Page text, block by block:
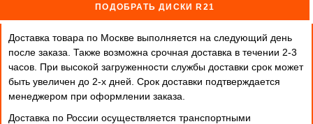
ПОДОБРАТЬ ДИСКИ R21
Доставка товара по Москве выполняется на следующий день
после заказа. Также возможна срочная доставка в течении 2-3
часов. При высокой загруженности службы доставки срок может
быть увеличен до 2-х дней. Cрок доставки подтверждается
менеджером при оформлении заказа.
Доставка по России осуществляется транспортными